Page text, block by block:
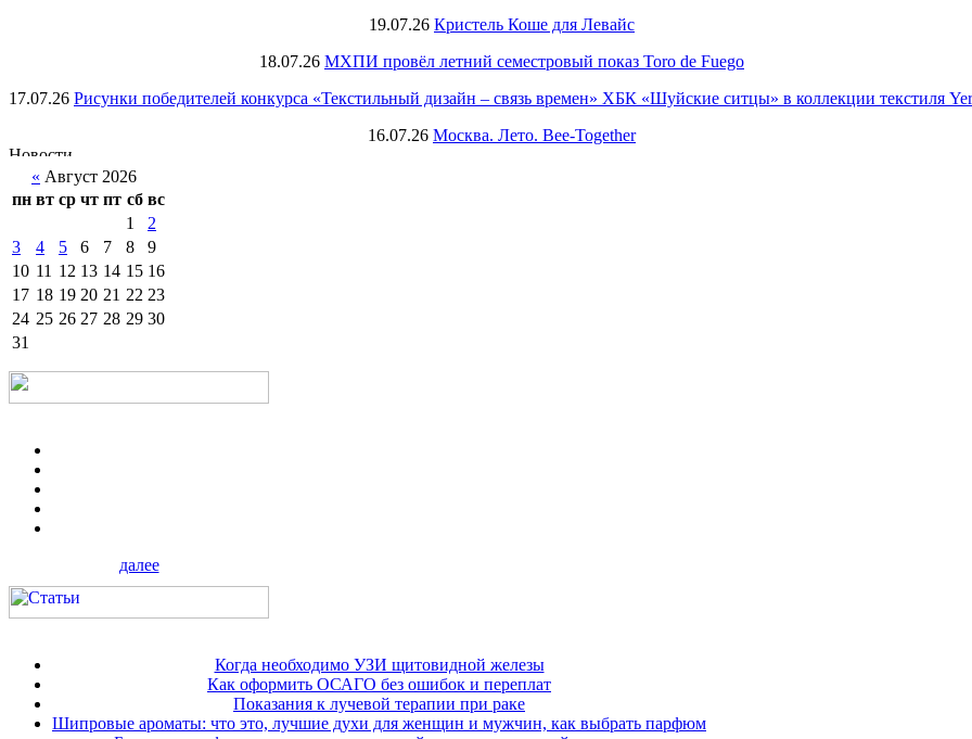
19.07.26 Кристель Коше для Левайс
18.07.26 МХПИ провёл летний семестровый показ Toro de Fuego
17.07.26 Рисунки победителей конкурса «Текстильный дизайн – связь времен» ХБК «Шуйские ситцы» в коллекции текстиля
16.07.26 Москва. Лето. Bee-Together
« Август 2026
пн вт ср чт пт сб вс
1
2
3
4 5 6 7 8
9
10 11 12 13 14 15 16
17 18 19 20 21 22 23
24 25 26 27 28 29 30
31
далее
Когда необходимо УЗИ щитовидной железы
Как оформить ОСАГО без ошибок и переплат
Показания к лучевой терапии при раке
Шипровые ароматы: что это, лучшие духи для женщин и мужчин, как выбрать парфюм